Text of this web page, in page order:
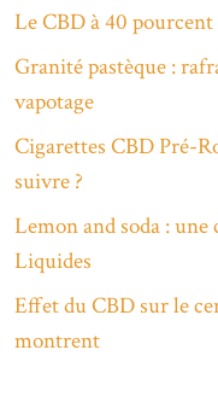
Le CBD à 40
Granité pastèque :
vapotage
Cigarettes CBD Pré-
suivre ?
Lemon and soda :
Liquides
Effet du CBD sur le
montrent